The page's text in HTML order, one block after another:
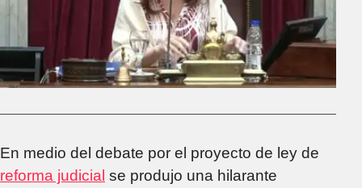
En medio del debate por el proyecto de ley de
reforma judicial se produjo una hilarante